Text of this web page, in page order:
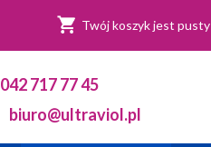
Twój koszyk jest pusty
042 717 77 45
biuro@ultraviol.pl